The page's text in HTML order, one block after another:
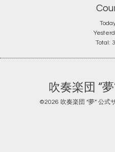
Total:
吹奏楽団 “
©2026 吹奏楽団 “夢” 公式